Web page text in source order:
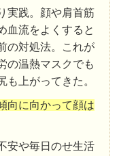
実践。顔や肩首筋
血流をよくすると
の対処法。これが
の温熱マスクでも
も上がってきた。
向に向かって顔は
安や毎日のせ生活